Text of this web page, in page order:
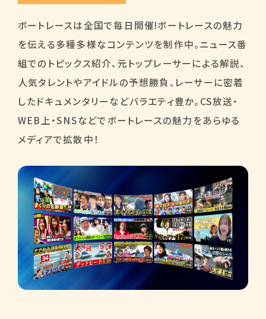
ボートレースは全国で毎日開催!ボートレースの魅力
を伝える多種多様なコンテンツを制作中。ニュース番
組でのトピックス紹介、元トップレーサーによる解説、
人気タレントやアイドルの予想勝負、レーサーに密着
したドキュメンタリーなどバラエティ豊か。CS放送・
WEB上・SNSなどでボートレースの魅力をあらゆる
メディアで拡散中！